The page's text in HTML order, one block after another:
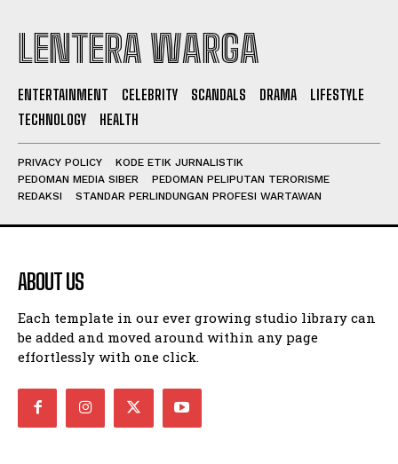
I WANT IN
I've read and accept the
LENTERA WARGA
ENTERTAINMENT CELEBRITY SCANDALS DRAMA
LIFESTYLE
TECHNOLOGY
HEALTH
PRIVACY POLICY
KODE ETIK JURNALISTIK
PEDOMAN MEDIA SIBER
PEDOMAN PELIPUTAN TERORISME
REDAKSI
STANDAR PERLINDUNGAN PROFESI WARTAWAN
ABOUT US
Each template in our ever growing studio library can
be added and moved around within any page
effortlessly with one click.